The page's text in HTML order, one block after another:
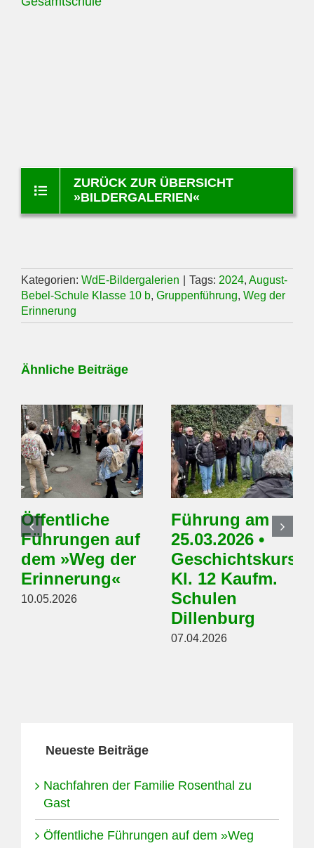
ZURÜCK ZUR ÜBERSICHT
»BILDERGALERIEN«
Kategorien: WdE-Bildergalerien Tags: 2024, August-
Bebel-Schule Klasse 10 b, Gruppenführung, Weg der
Erinnerung
Ähnliche Beiträge
Öffentliche
Führungen auf
dem »Weg der
Erinnerung«
10.05.2026
Führung am
25.03.2026 •
Geschichtskurs
Kl. 12 Kaufm.
Schulen
Dillenburg
07.04.2026
Neueste Beiträge
Nachfahren der Familie Rosenthal zu
Gast
Öffentliche Führungen auf dem »Weg